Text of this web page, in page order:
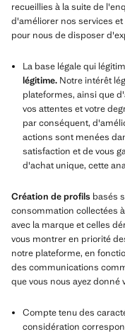
recueillies à la suite de
d'améliorer nos services
pour nous de disposer
La base légale qui
légitime. Notre intérêt
plateformes, ainsi que
vos attentes et votre
par conséquent,
actions sont menées
satisfaction et de vous
d'achat unique, cette
Création de profils basés
consommation collectées
avec la marque et celles
vous montrer en priorité
notre plateforme, en
des communications
que vous nous ayez donné
Compte tenu des
considération